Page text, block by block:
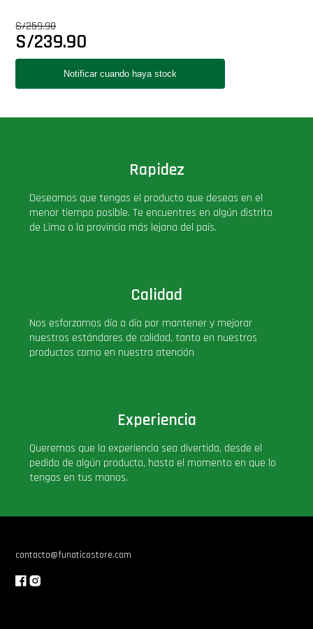
S/259.90
S/239.90
Rapidez
Deseamos que tengas el producto que deseas en el
menor tiempo posible. Te encuentres en algún distrito
de Lima o la provincia más lejana del país.
Calidad
Nos esforzamos día a día por mantener y mejorar
nuestros estándares de calidad, tanto en nuestros
productos como en nuestra atención
Experiencia
Queremos que la experiencia sea divertida, desde el
pedido de algún producto, hasta el momento en que lo
tengas en tus manos.
contacto@funaticostore.com